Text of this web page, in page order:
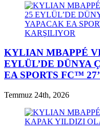
KYLIAN MBAPPÉ
EYLÜL’DE DÜNYA
EA SPORTS FC™
Temmuz 24th, 2026